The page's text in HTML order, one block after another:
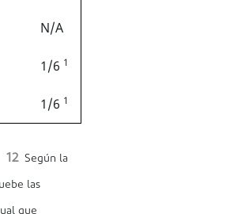
N/A
1/6 1
1/6 1
12Según la
las
que